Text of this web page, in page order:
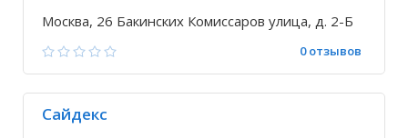
Москва, 26 Бакинских Комиссаров улица, д. 2-Б
0 отзывов
Сайдекс